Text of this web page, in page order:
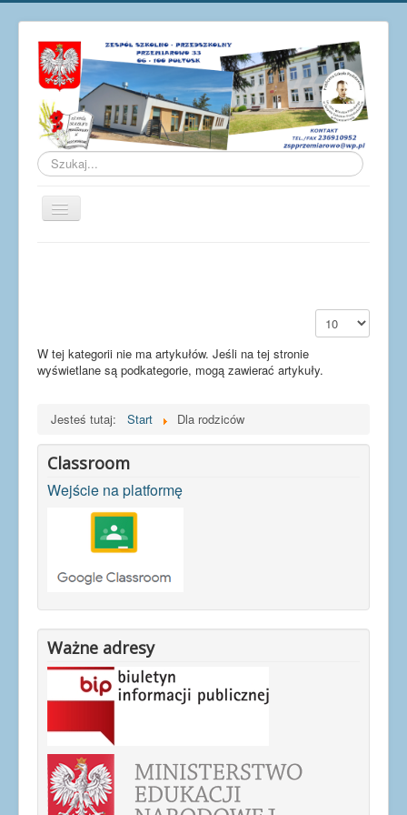
Szukaj...
Przełącz
Osiągnięcia
Pracownicy
Dla rodziców
Dokumenty
Projekty UE
Pokaż #
W tej kategorii nie ma artykułów. Jeśli na tej stronie
wyświetlane są podkategorie, mogą zawierać artykuły.
Jesteś tutaj: Start Dla rodziców
Classroom
Wejście na platformę
Ważne adresy